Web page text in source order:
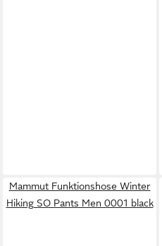
Mammut Funktionshose Winter
Hiking SO Pants Men 0001 black